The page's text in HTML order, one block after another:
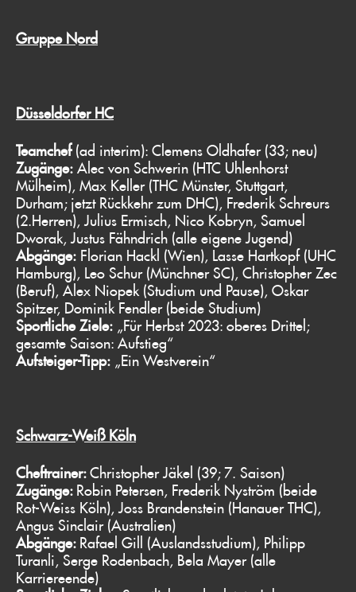
Gruppe Nord
Düsseldorfer HC
Teamchef(ad interim): Clemens Oldhafer (33; neu)
Zugänge: Alec von Schwerin (HTC Uhlenhorst
Mülheim), Max Keller (THC Münster, Stuttgart,
Durham; jetzt Rückkehr zum DHC), Frederik Schreurs
(2.Herren), Julius Ermisch, Nico Kobryn, Samuel
Dworak, Justus Fähndrich (alle eigene Jugend)
Abgänge: Florian Hackl (Wien), Lasse Hartkopf (UHC
Hamburg), Leo Schur (Münchner SC), Christopher Zec
(Beruf), Alex Niopek (Studium und Pause), Oskar
Spitzer, Dominik Fendler (beide Studium)
Sportliche Ziele: „Für Herbst 2023: oberes Drittel;
gesamte Saison: Aufstieg“
Aufsteiger-Tipp: „Ein Westverein“
Schwarz-Weiß Köln
Cheftrainer:Christopher Jäkel (39; 7. Saison)
Zugänge: Robin Petersen, Frederik Nyström (beide
Rot-Weiss Köln), Joss Brandenstein (Hanauer THC),
Angus Sinclair (Australien)
Abgänge: Rafael Gill (Auslandsstudium), Philipp
Turanli, Serge Rodenbach, Bela Mayer (alle
Karriereende)